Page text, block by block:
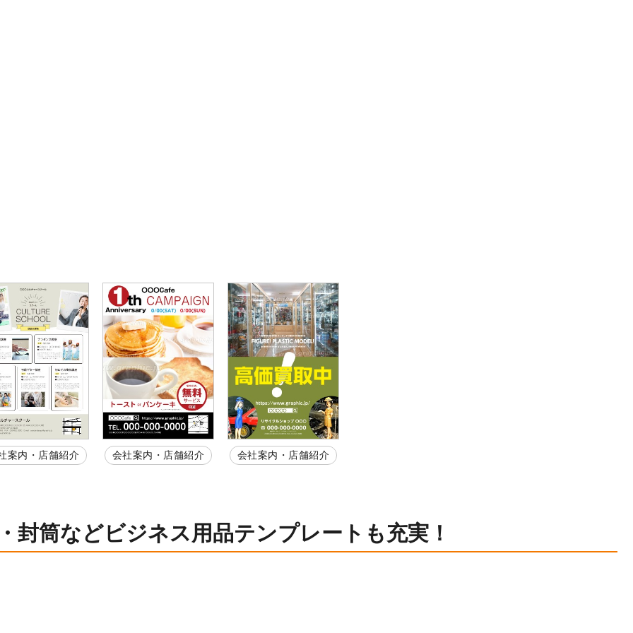
案内・店舗紹介 会社案内・店舗紹介 会社案内・店舗紹介
封筒などビジネス用品テンプレートも充実！